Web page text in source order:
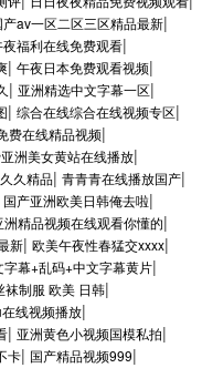
产av一区二区三区精品最新|
福利在线免费观看|
| 午夜日本免费观看视频|
| 亚洲精选中文字幕一区|
| 综合在线综合在线视频专区|
费在线精品视频|
洲美女黄站在线播放|
久精品| 青青青在线播放国产|
国产亚洲欧美日韩俺去啦|
洲精品视频在线观看你懂的|
新| 欧美午夜性春猛交xxxx|
字幕+乱码+中文字幕黄片|
袜制服 欧美 日韩|
线视频播放|
| 亚洲黄色小视频国模私拍|
卡| 国产精品视频999|